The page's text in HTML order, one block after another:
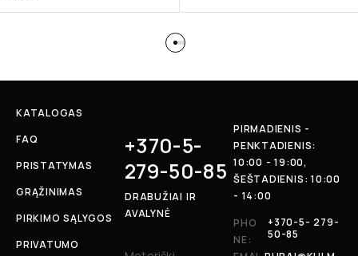
KATALOGAS
FAQ
PRISTATYMAS
GRĄŽINIMAS
PIRKIMO SĄLYGOS
PRIVATUMO
+370-5-
279-50-85
DRABUŽIAI IR
AVALYNĖ
PIRMADIENIS -
PENKTADIENIS:
10:00 - 19:00,
ŠEŠTADIENIS: 10:00
- 14:00
PHO
NE:
+370-5- 279-
50-85